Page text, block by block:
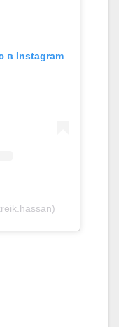
в Instagram